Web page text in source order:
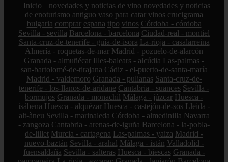
Inicio novedades y noticias de vino novedades y noticias
de enoturismo antiguo vaso para catar vinos crucigrama
bulgaria comprar espana tipo vinos Córdoba - córdoba
Sevilla - sevilla Barcelona - barcelona Ciudad-real - montiel
Santa-cruz-de-tenerife - guía-de-isora La-rioja - casalarreina
Almería - roquetas-de-mar Madrid - pozuelo-de-alarcón
Granada - almuñécar Illes-balears - alcúdia Las-palmas -
san-bartolomé-de-tirajana Cádiz - el-puerto-de-santa-maría
Madrid - valdemoro Granada - pulianas Santa-cruz-de-
tenerife - los-llanos-de-aridane Cantabria - suances Sevilla -
bormujos Granada - monachil Málaga - júzcar Huesca -
isábena Huesca - alquézar Huesca - castejón-de-sos Lleida -
alt-àneu Sevilla - marinaleda Córdoba - almedinilla Navarra
- zangoza Cantabria - arenas-de-iguña Barcelona - la-pobla-
de-lillet Murcia - cartagena Las-palmas - yaiza Madrid -
nuevo-baztán Sevilla - arahal Málaga - istán Valladolid -
fuensaldaña Sevilla - salteras Huesca - biescas Granada -